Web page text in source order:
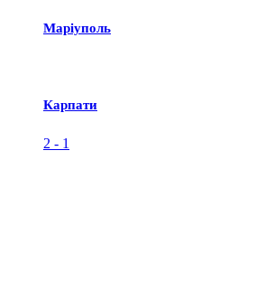
Маріуполь
Карпати
2 - 1